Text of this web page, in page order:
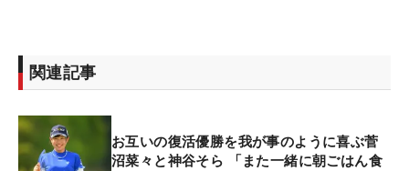
関連記事
お互いの復活優勝を我が事のように喜ぶ菅
沼菜々と神谷そら 「また一緒に朝ごはん食